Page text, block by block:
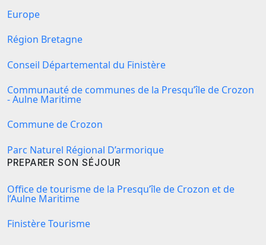
Europe
Région Bretagne
Conseil Départemental du Finistère
Communauté de communes de la Presqu’île de Crozon
- Aulne Maritime
Commune de Crozon
Parc Naturel Régional D’armorique
PREPARER SON SÉJOUR
Office de tourisme de la Presqu’île de Crozon et de
l’Aulne Maritime
Finistère Tourisme